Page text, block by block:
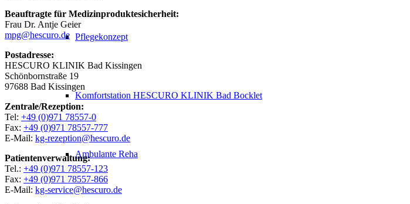
Pflegekonzept
Komfortstation HESCURO KLINIK Bad Bocklet
Ambulante Reha
Beauftragte für Medizinproduktesicherheit:
Frau Dr. Antje Geier
mpg@hescuro.de
Postadresse:
HESCURO KLINIK Bad Kissingen
Schönbornstraße 19
97688 Bad Kissingen
Zentrale/Rezeption:
Tel: +49 (0)971 78557-0
Fax: +49 (0)971 78557-777
E-Mail: kg-rezeption@hescuro.de
Patientenverwaltung:
Tel.: +49 (0)971 78557-123
Fax: +49 (0)971 78557-866
E-Mail: kg-service@hescuro.de